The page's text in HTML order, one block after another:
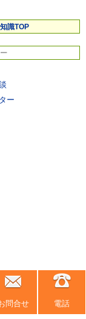
識TOP
ー
問合せ 電話